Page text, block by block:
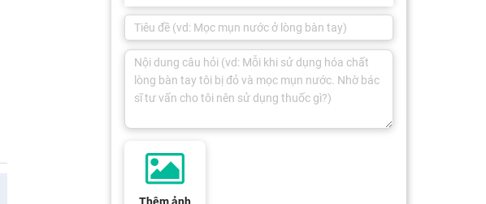
Thêm ảnh